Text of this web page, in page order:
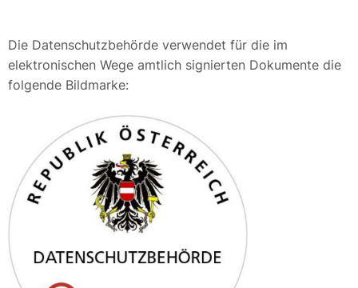
Die Datenschutzbehörde verwendet für die im
elektronischen Wege amtlich signierten Dokumente die
folgende Bildmarke: